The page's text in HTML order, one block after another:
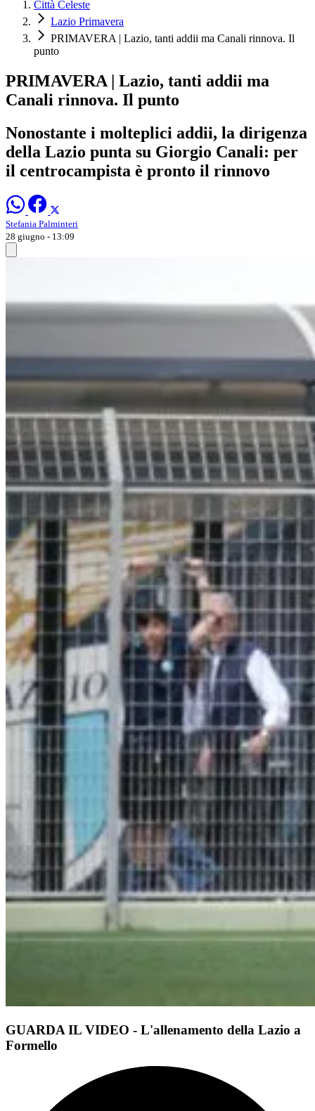
Città Celeste
Lazio Primavera
PRIMAVERA | Lazio, tanti addii ma Canali rinnova. Il
punto
PRIMAVERA | Lazio, tanti addii ma
Canali rinnova. Il punto
Nonostante i molteplici addii, la dirigenza
della Lazio punta su Giorgio Canali: per
il centrocampista è pronto il rinnovo
Stefania Palminteri
28 giugno - 13:09
GUARDA IL VIDEO - L'allenamento della Lazio a
Formello